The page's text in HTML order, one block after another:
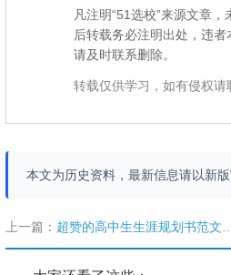
凡注明“51选校”来源文章
后转载务必注明出处，违
请及时联系删除。
转载仅供学习，如有侵权
本文为历史资料，最新信息请以新
上一篇： 超赞的高中生生涯规划书范文精讲